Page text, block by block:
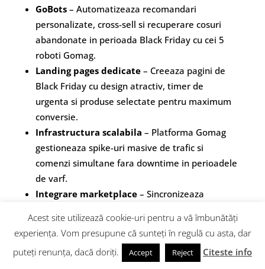
GoBots– Automatizeaza recomandari
personalizate, cross-sell si recuperare cosuri
abandonate in perioada Black Friday cu cei 5
roboti Gomag.
Landing pages dedicate– Creeaza pagini de
Black Friday cu design atractiv, timer de
urgenta si produse selectate pentru maximum
conversie.
Infrastructura scalabila – Platforma Gomag
gestioneaza spike-uri masive de trafic si
comenzi simultane fara downtime in perioadele
de varf.
Integrare marketplace– Sincronizeaza
marketplace-uri pentru reach maxim.
Resurse Utile
Acest site utilizează cookie-uri pentru a vă îmbunătăți
experiența. Vom presupune că sunteți în regulă cu asta, dar
puteți renunța, dacă doriți.
Accept Reject Citeste info